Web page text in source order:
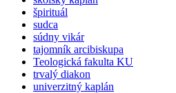
špirituál
sudca
súdny vikár
tajomník arcibiskupa
Teologická fakulta KU
trvalý diakon
univerzitný kaplán